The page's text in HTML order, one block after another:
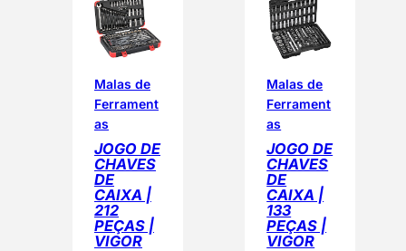
Malas de
Ferrament
as
JOGO DE
CHAVES
DE
CAIXA |
212
PEÇAS |
VIGOR
Malas de
Ferrament
as
JOGO DE
CHAVES
DE
CAIXA |
133
PEÇAS |
VIGOR